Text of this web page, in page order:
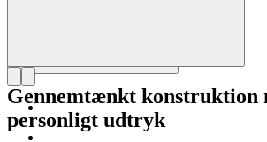
Gennemtænkt konstruktion
personligt udtryk